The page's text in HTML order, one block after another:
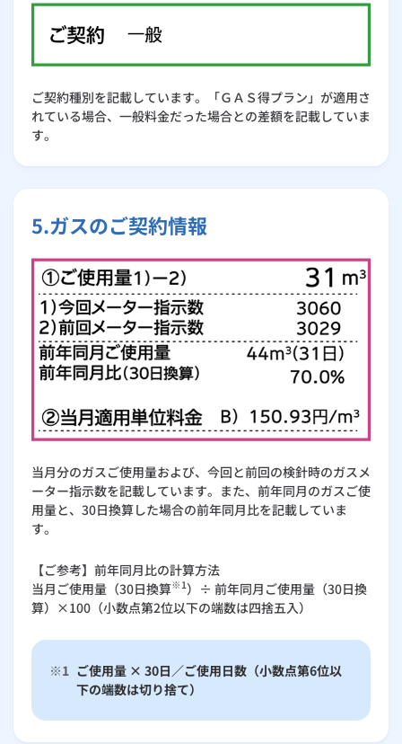
ご契約種別を記載しています。「ＧＡＳ得プラン」が適用さ
れている場合、一般料金だった場合との差額を記載していま
す。
5.ガスのご契約情報
当月分のガスご使用量および、今回と前回の検針時のガスメ
ーター指示数を記載しています。また、前年同月のガスご使
用量と、30日換算した場合の前年同月比を記載していま
す。
【ご参考】前年同月比の計算方法
当月ご使用量（30日換算※1）÷ 前年同月ご使用量（30日換
算）×100（小数点第2位以下の端数は四捨五入）
※1 ご使用量 × 30日／ご使用日数（小数点第6位以
下の端数は切り捨て）